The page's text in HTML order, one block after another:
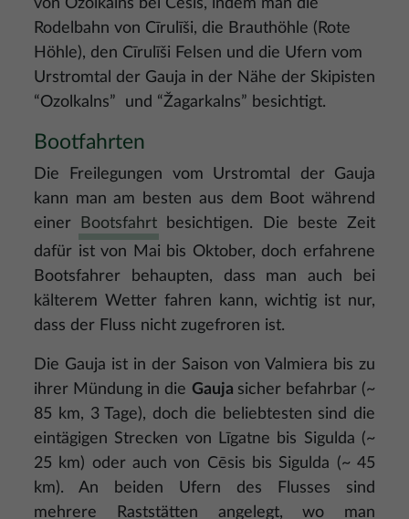
von Ozolkalns bei Cēsis, indem man die
Rodelbahn von Cīrulīši, die Brauthöhle (Rote
Höhle), den Cīrulīši Felsen und die Ufern vom
Urstromtal der Gauja in der Nähe der Skipisten
“Ozolkalns” und “Žagarkalns” besichtigt.
Bootfahrten
Die Freilegungen vom Urstromtal der
Gauja
kann man am besten aus dem Boot während
einer
Bootsfahrt besichtigen. Die beste Zeit
dafür ist von Mai bis Oktober, doch erfahrene
Bootsfahrer behaupten, dass man auch bei
kälterem Wetter fahren kann, wichtig ist nur,
dass der Fluss nicht zugefroren ist.
Die Gauja ist in der Saison von Valmiera bis zu
ihrer Mündung in die Gauja sicher befahrbar (~
85 km, 3 Tage), doch die beliebtesten sind die
eintägigen Strecken von Līgatne bis Sigulda (~
25 km) oder auch von Cēsis bis Sigulda (~ 45
km). An beiden Ufern des Flusses sind
mehrere Raststätten angelegt, wo man